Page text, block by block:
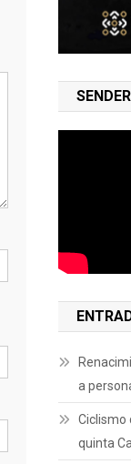
a
Ciclismo
quinta